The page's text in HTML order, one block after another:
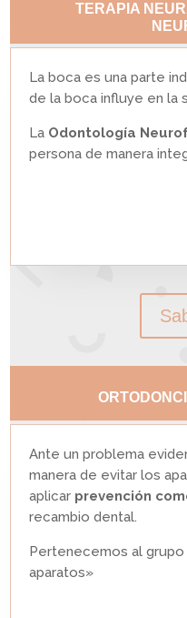
TERAPIA
La boca es una parte
de la boca influye en la
La Odontología
persona de manera
Ante un problema
manera de evitar los
aplicar prevención
recambio dental.
Pertenecemos al
aparatos»